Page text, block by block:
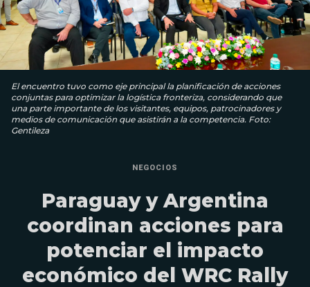
El encuentro tuvo como eje principal la planificación de acciones
conjuntas para optimizar la logística fronteriza, considerando que
una parte importante de los visitantes, equipos, patrocinadores y
medios de comunicación que asistirán a la competencia. Foto:
Gentileza
NEGOCIOS
Paraguay y Argentina
coordinan acciones para
potenciar el impacto
económico del WRC Rally